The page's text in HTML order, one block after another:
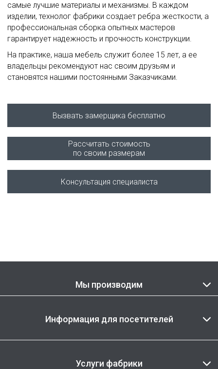
самые лучшие материалы и механизмы. В каждом
изделии, технолог фабрики создает ребра жесткости, а
профессиональная сборка опытных мастеров
гарантирует надежность и прочность конструкции.
На практике, наша мебель служит более 15 лет, а ее
владельцы рекомендуют нас своим друзьям и
становятся нашими постоянными Заказчиками.
Вызвать замерщика бесплатно
Рассчитать стоимость
по своим размерам
Консультация специалиста
Мы производим
Информация для посетителей
Услуги фабрики